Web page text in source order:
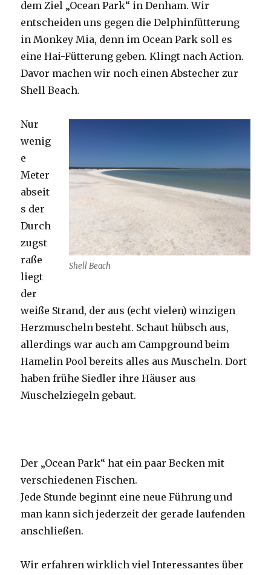
dem Ziel „Ocean Park“ in Denham. Wir
entscheiden uns gegen die Delphinfütterung
in Monkey Mia, denn im Ocean Park soll es
eine Hai-Fütterung geben. Klingt nach Action.
Davor machen wir noch einen Abstecher zur
Shell Beach.
Shell Beach
Nur
wenig
e
Meter
abseit
s der
Durch
zugst
raße
liegt
der
weiße Strand, der aus (echt vielen) winzigen
Herzmuscheln besteht. Schaut hübsch aus,
allerdings war auch am Campground beim
Hamelin Pool bereits alles aus Muscheln. Dort
haben frühe Siedler ihre Häuser aus
Muschelziegeln gebaut.
Der „Ocean Park“ hat ein paar Becken mit
verschiedenen Fischen.
Jede Stunde beginnt eine neue Führung und
man kann sich jederzeit der gerade laufenden
anschließen.
Wir erfahren wirklich viel Interessantes über